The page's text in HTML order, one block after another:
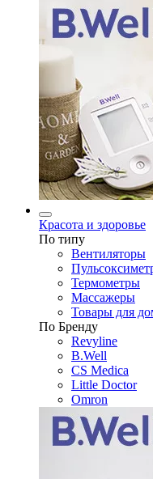
Красота и здоровье
По типу
Вентиляторы
Термометры
Массажеры
Товары для
По Бренду
Revyline
B.Well
CS Medica
Little Doctor
Omron